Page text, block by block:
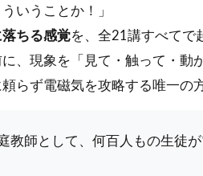
いうことか！」
ちる感覚を、全21講すべてで
、現象を「見て・触って・動
らず電磁気を攻略する唯一の
教師として、何百人もの生徒